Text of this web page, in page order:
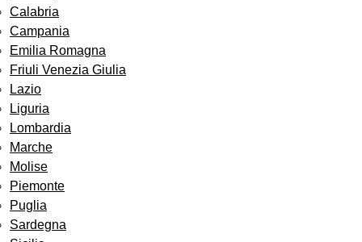
Calabria
Campania
Emilia Romagna
Friuli Venezia Giulia
Lazio
Liguria
Lombardia
Marche
Molise
Piemonte
Puglia
Sardegna